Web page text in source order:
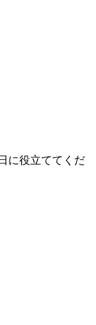
に役立ててくだ